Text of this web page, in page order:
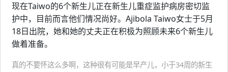
现在Taiwo的6个新生儿正在新生儿重症监护病房密切监
护中，目前而言他们情况尚好。Ajibola Taiwo女士于5月
18日出院，她和她的丈夫正在积极为照顾未来6个新生儿
做着准备。
真的不要怀这么多啊，这种很有可能是早产儿，小于34周的新生